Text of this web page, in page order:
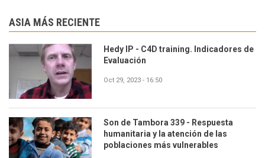
ASIA MÁS RECIENTE
Hedy IP - C4D training. Indicadores de
Evaluación
Oct 29, 2023 - 16:50
Son de Tambora 339 - Respuesta
humanitaria y la atención de las
poblaciones más vulnerables